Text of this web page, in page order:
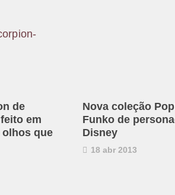
de
em
olhos que
Nova coleção
Funko de
Disney
18 abr 2013